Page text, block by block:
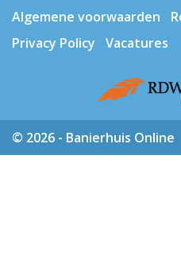
Algemene voorwaarden
Privacy Policy
Vacatures
© 2026 - Banierhuis Online